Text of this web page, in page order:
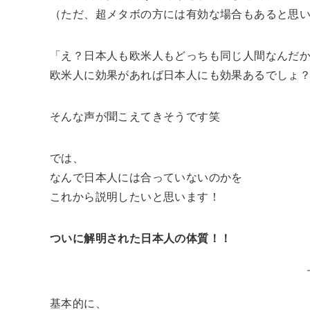
（ただ、超メタボの方には有効な場合もあると思い
「え？日本人も欧米人もどっちも同じ人間なんだか
欧米人に効果があれば日本人にも効果あるでしょ？
そんな声が聞こえてきそうです笑
では、
なんで日本人には合っていないのかを
これから説明したいと思います！
ついに解明された日本人の体質！！
基本的に、